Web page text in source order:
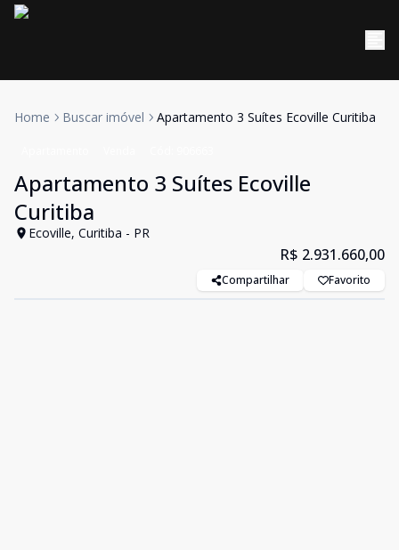
Home Buscar imóvel Apartamento 3 Suítes Ecoville Curitiba
Apartamento 3 Suítes Ecoville
Curitiba
Ecoville, Curitiba - PR
R$ 2.931.660,00
Compartilhar Favorito